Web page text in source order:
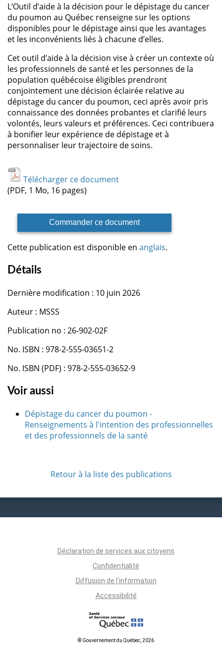
L‘Outil d’aide à la décision pour le dépistage du cancer
du poumon au Québec renseigne sur les options
disponibles pour le dépistage ainsi que les avantages
et les inconvénients liés à chacune d’elles.
Cet outil d’aide à la décision vise à créer un contexte où
les professionnels de santé et les personnes de la
population québécoise éligibles prendront
conjointement une décision éclairée relative au
dépistage du cancer du poumon, ceci après avoir pris
connaissance des données probantes et clarifié leurs
volontés, leurs valeurs et préférences. Ceci contribuera
à bonifier leur expérience de dépistage et à
personnaliser leur trajectoire de soins.
Télécharger ce document
(PDF, 1 Mo, 16 pages)
Commander ce document
Cette publication est disponible en anglais.
Détails
Dernière modification : 10 juin 2026
Auteur : MSSS
Publication no : 26-902-02F
No. ISBN : 978-2-555-03651-2
No. ISBN (PDF) : 978-2-555-03652-9
Voir aussi
Dépistage du cancer du poumon -
Renseignements à l'intention des professionnelles
et des professionnels de la santé
Retour à la liste des publications
Déclaration de services aux citoyens
Confidentialité
Diffusion de l'information
Accessibilité
© Gouvernement du Québec, 2026